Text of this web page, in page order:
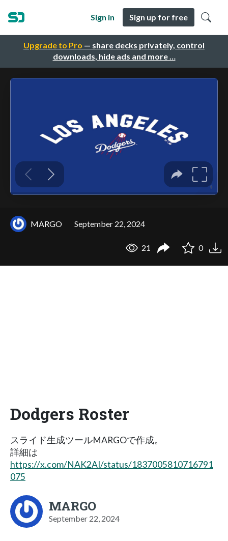
Upgrade to Pro — share decks privately, control
downloads, hide ads and more …
Sign in Sign up for free
MARGO September 22, 2024
21 0
Dodgers Roster
スライド生成ツールMARGOで作成。
詳細は
https://x.com/NAK2AI/status/1837005810716791
075
MARGO
September 22, 2024